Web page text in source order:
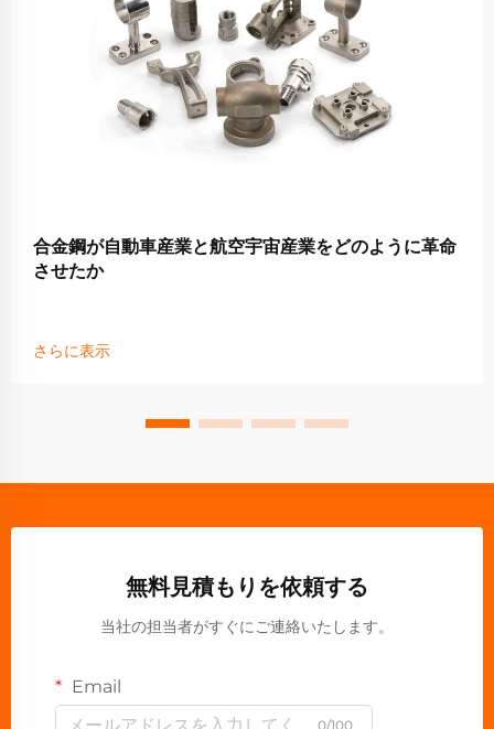
合金鋼が自動車産業と航空宇宙産業をどのように革命
させたか
さらに表示
無料見積もりを依頼する
当社の担当者がすぐにご連絡いたします。
Email
0/100